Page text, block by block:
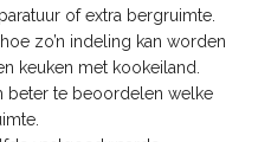
of extra bergruimte.
zo’n indeling kan worden
keuken met kookeiland.
beter te beoordelen welke